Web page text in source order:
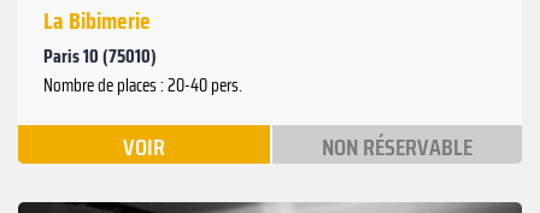
La Bibimerie
Paris 10 (75010)
Nombre de places : 20-40 pers.
VOIR NON RÉSERVABLE